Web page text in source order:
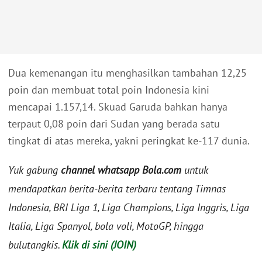
Dua kemenangan itu menghasilkan tambahan 12,25
poin dan membuat total poin Indonesia kini
mencapai 1.157,14. Skuad Garuda bahkan hanya
terpaut 0,08 poin dari Sudan yang berada satu
tingkat di atas mereka, yakni peringkat ke-117 dunia.
Yuk gabung channel whatsapp Bola.com untuk
mendapatkan berita-berita terbaru tentang Timnas
Indonesia, BRI Liga 1, Liga Champions, Liga Inggris, Liga
Italia, Liga Spanyol, bola voli, MotoGP, hingga
bulutangkis.Klik di sini (JOIN)